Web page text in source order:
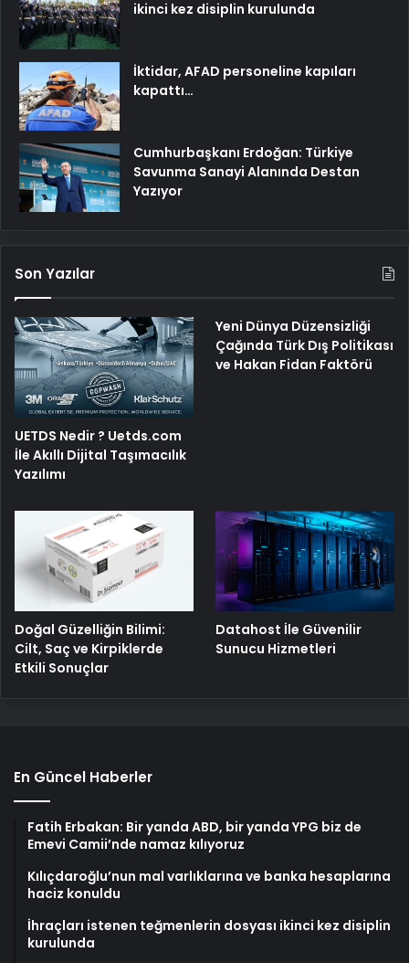
ikinci kez disiplin kurulunda
İktidar, AFAD personeline kapıları
kapattı…
Cumhurbaşkanı Erdoğan: Türkiye
Savunma Sanayi Alanında Destan
Yazıyor
Son Yazılar
UETDS Nedir ? Uetds.com
İle Akıllı Dijital Taşımacılık
Yazılımı
Yeni Dünya Düzensizliği
Çağında Türk Dış Politikası
ve Hakan Fidan Faktörü
Doğal Güzelliğin Bilimi:
Cilt, Saç ve Kirpiklerde
Etkili Sonuçlar
Datahost İle Güvenilir
Sunucu Hizmetleri
En Güncel Haberler
Fatih Erbakan: Bir yanda ABD, bir yanda YPG biz de
Emevi Camii’nde namaz kılıyoruz
Kılıçdaroğlu’nun mal varlıklarına ve banka hesaplarına
haciz konuldu
İhraçları istenen teğmenlerin dosyası ikinci kez disiplin
kurulunda